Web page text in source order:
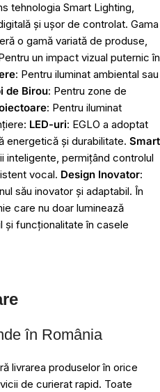
tehnologia Smart Lighting,
și ușor de controlat. Gama
o gamă variată de produse,
un impact vizual puternic în
: Pentru iluminat ambiental sau
de Birou: Pentru zone de
: Pentru iluminat
LED-uri: EGLO a adoptat
energetică și durabilitate. Smart
inteligente, permițând controlul
vocal. Design Inovator:
său inovator și adaptabil. În
care nu doar luminează
și funcționalitate în casele
în România
livrarea produselor în orice
de curierat rapid. Toate